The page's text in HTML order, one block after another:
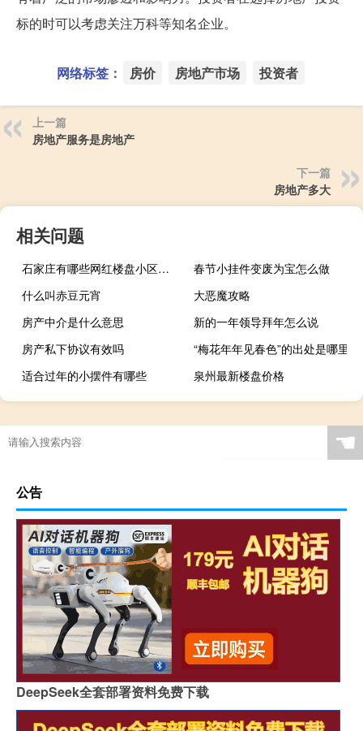
标的时可以考虑关注万科等知名企业。
网络标签： 房价 房地产市场 投资者
上一篇
房地产服务是房地产
下一篇
房地产多大
相关问题
石家庄有哪些网红楼盘小区？介绍5个最知名地产项目
春节小挂件变废为宝怎么做
什么叫赤豆元宵
大恶魔攻略
房产中介是什么意思
新的一年领导拜年怎么说
房产私下协议有效吗
“梅花年年见春色”的出处是哪里
适合过年的小摆件有哪些
泉州最新楼盘价格
“为况又何如”的出处是哪里
☚
公告
DeepSeek全套部署资料免费下载